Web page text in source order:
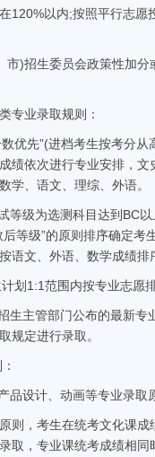
120%以内;按照平行志愿
)招生委员会政策性加分
业录取规则：
先”(进档考生按考分从
绩依次进行专业安排，
学、语文、理综、外语。
级为选测科目达到BC以
等级”的原则排序确定考
语文、外语、数学成绩排
1:1范围内按专业志愿
主管部门公布的最新专
规定进行录取。
设计、动画等专业录取
，考生在统考文化课成
取，专业课统考成绩相